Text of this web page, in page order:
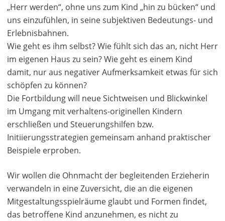
„Herr werden“, ohne uns zum Kind „hin zu bücken“ und
uns einzufühlen, in seine subjektiven Bedeutungs- und
Erlebnisbahnen.
Wie geht es ihm selbst? Wie fühlt sich das an, nicht Herr
im eigenen Haus zu sein? Wie geht es einem Kind
damit, nur aus negativer Aufmerksamkeit etwas für sich
schöpfen zu können?
Die Fortbildung will neue Sichtweisen und Blickwinkel
im Umgang mit verhaltens-originellen Kindern
erschließen und Steuerungshilfen bzw.
Initiierungsstrategien gemeinsam anhand praktischer
Beispiele erproben.
Wir wollen die Ohnmacht der begleitenden Erzieherin
verwandeln in eine Zuversicht, die an die eigenen
Mitgestaltungsspielräume glaubt und Formen findet,
das betroffene Kind anzunehmen, es nicht zu